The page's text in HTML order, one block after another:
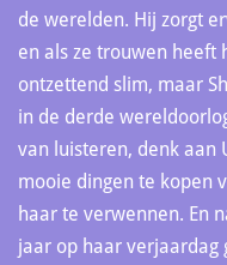
de werelden. Hij zorgt
en als ze trouwen heeft
ontzettend slim, maar
in de derde
van luisteren, denk aan
mooie dingen te kopen
haar te verwennen. En
jaar op haar verjaardag